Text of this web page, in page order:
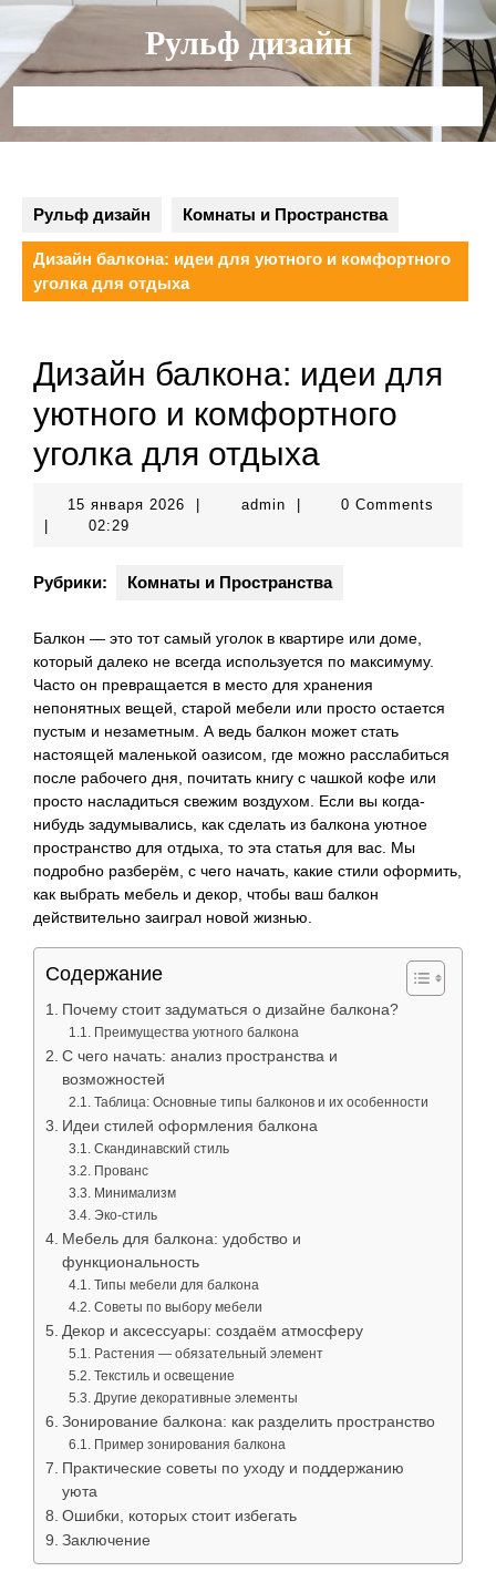
Перейти
содержимому
Рульф дизайн
Рульф дизайн Комнаты и Пространства
Дизайн балкона: идеи для уютного и комфортного
уголка для отдыха
Дизайн балкона: идеи для
уютного и комфортного
уголка для отдыха
15 января 2026 15
adminadmin
0 Comments
02:29
Рубрики: Комнаты и Пространства
Балкон — это тот самый уголок в квартире или доме,
который далеко не всегда используется по максимуму.
Часто он превращается в место для хранения
непонятных вещей, старой мебели или просто остается
пустым и незаметным. А ведь балкон может стать
настоящей маленькой оазисом, где можно расслабиться
после рабочего дня, почитать книгу с чашкой кофе или
просто насладиться свежим воздухом. Если вы когда-
нибудь задумывались, как сделать из балкона уютное
пространство для отдыха, то эта статья для вас. Мы
подробно разберём, с чего начать, какие стили оформить,
как выбрать мебель и декор, чтобы ваш балкон
действительно заиграл новой жизнью.
Содержание
Почему стоит задуматься о дизайне балкона?
Преимущества уютного балкона
С чего начать: анализ пространства и
возможностей
Таблица: Основные типы балконов и их особенности
Идеи стилей оформления балкона
Скандинавский стиль
Прованс
Минимализм
Эко-стиль
Мебель для балкона: удобство и
функциональность
Типы мебели для балкона
Советы по выбору мебели
Декор и аксессуары: создаём атмосферу
Растения — обязательный элемент
Текстиль и освещение
Другие декоративные элементы
Зонирование балкона: как разделить пространство
Пример зонирования балкона
Практические советы по уходу и поддержанию
уюта
Ошибки, которых стоит избегать
Заключение